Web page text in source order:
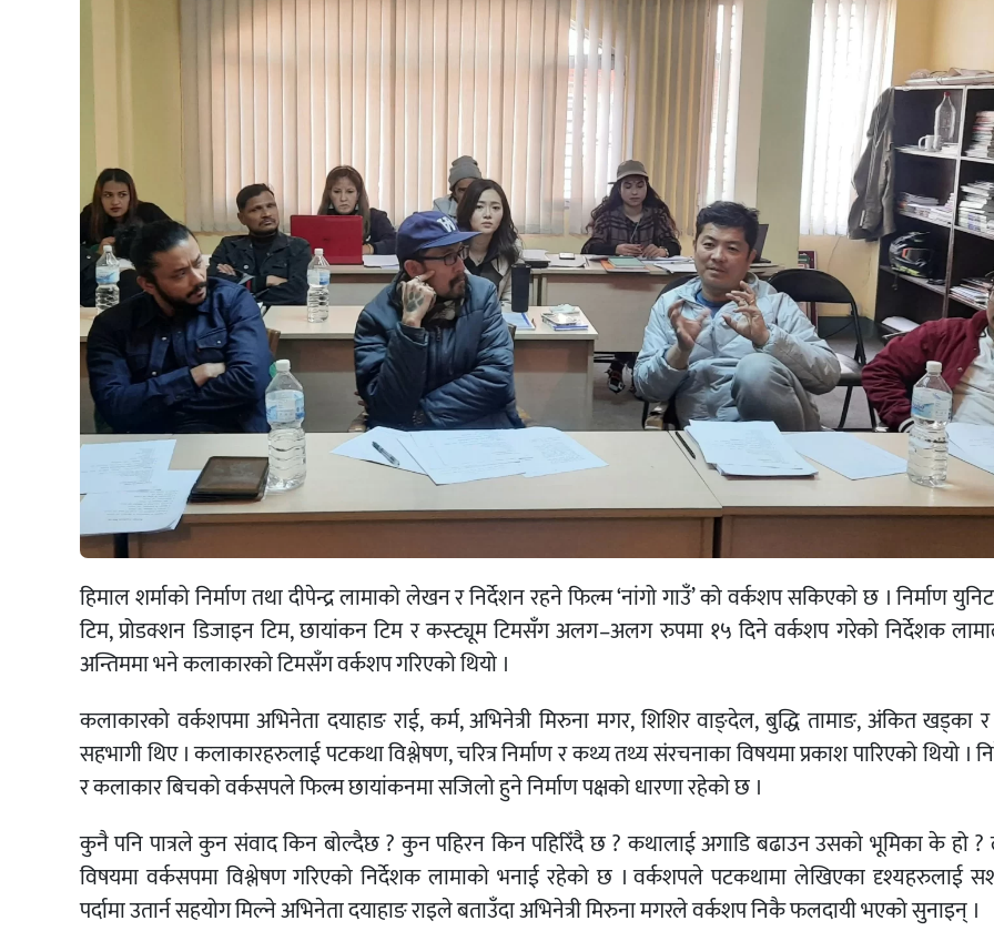
हिमाल शर्माको निर्माण तथा दीपेन्द्र लामाको लेखन र निर्देशन रहने फिल्म ‘नांगो गाउँ’ को वर्कशप सकिएको छ । निर्माण
टिम, प्रोडक्शन डिजाइन टिम, छायांकन टिम र कस्ट्यूम टिमसँग अलग–अलग रुपमा १५ दिने वर्कशप गरेको निर्देशक
अन्तिममा भने कलाकारको टिमसँग वर्कशप गरिएको थियो ।
कलाकारको वर्कशपमा अभिनेता दयाहाङ राई, कर्म, अभिनेत्री मिरुना मगर, शिशिर वाङ्देल, बुद्धि तामाङ, अंकित खड्का र
सहभागी थिए । कलाकारहरुलाई पटकथा विश्लेषण, चरित्र निर्माण र कथ्य तथ्य संरचनाका विषयमा प्रकाश पारिएको थियो ।
र कलाकार बिचको वर्कसपले फिल्म छायांकनमा सजिलो हुने निर्माण पक्षको धारणा रहेको छ ।
कुनै पनि पात्रले कुन संवाद किन बोल्दैछ ? कुन पहिरन किन पहिरिँदै छ ? कथालाई अगाडि बढाउन उसको भूमिका के हो
विषयमा वर्कसपमा विश्लेषण गरिएको निर्देशक लामाको भनाई रहेको छ । वर्कशपले पटकथामा लेखिएका दृश्यहरुलाई
पर्दामा उतार्न सहयोग मिल्ने अभिनेता दयाहाङ राइले बताउँदा अभिनेत्री मिरुना मगरले वर्कशप निकै फलदायी भएको सुनाइन् ।